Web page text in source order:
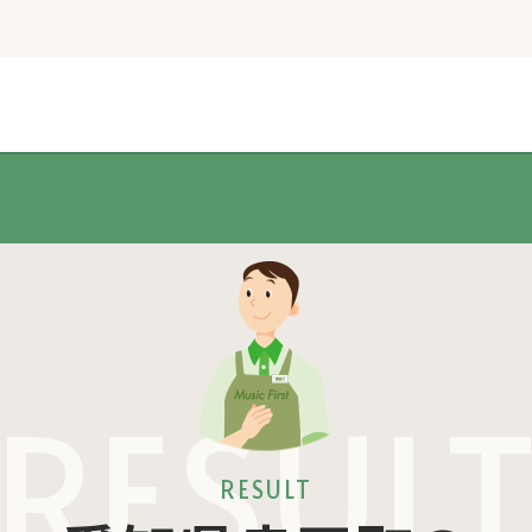
RESULT